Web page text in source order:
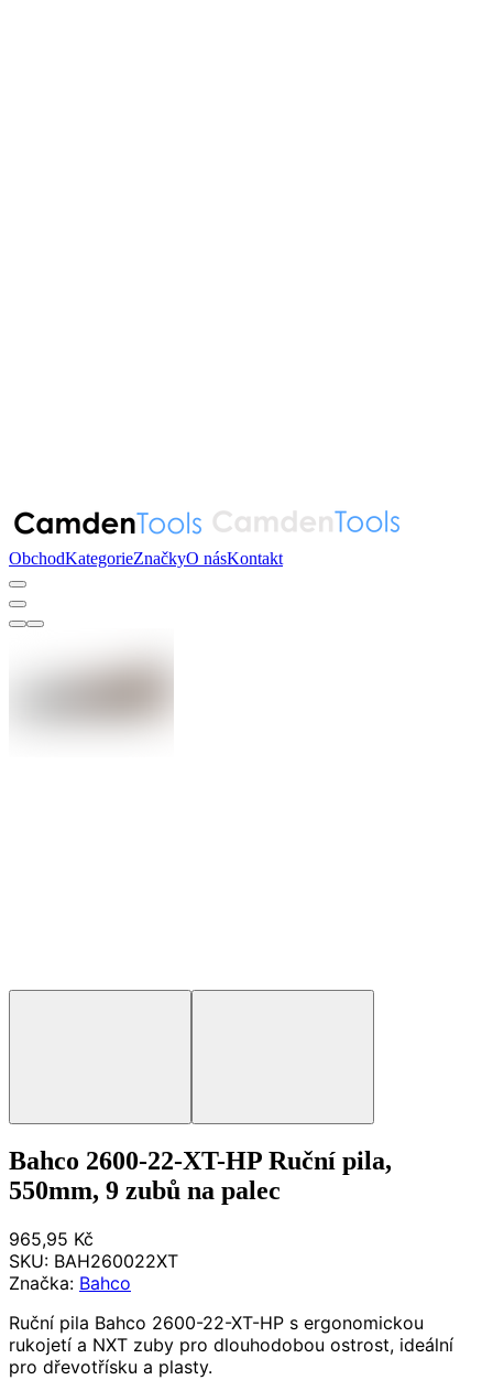
ObchodKategorieZnačkyO násKontakt
Bahco 2600-22-XT-HP Ruční pila,
550mm, 9 zubů na palec
965,95 Kč
SKU: BAH260022XT
Značka: Bahco
Ruční pila Bahco 2600-22-XT-HP s ergonomickou
rukojetí a NXT zuby pro dlouhodobou ostrost, ideální
pro dřevotřísku a plasty.